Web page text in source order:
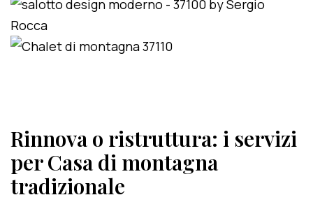
Rinnova o ristruttura: i servizi
per Casa di montagna
tradizionale